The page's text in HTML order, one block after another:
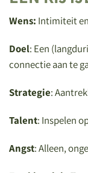
Wens: Intimiteit
Doel: Een
connectie aan te
Strategie:
Talent: Inspelen
Angst: Alleen,